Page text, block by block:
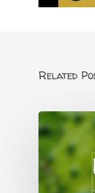
Related